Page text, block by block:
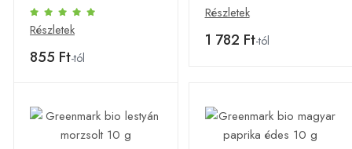
Részletek
855 Ft-tól
Részletek
1 782 Ft-tól